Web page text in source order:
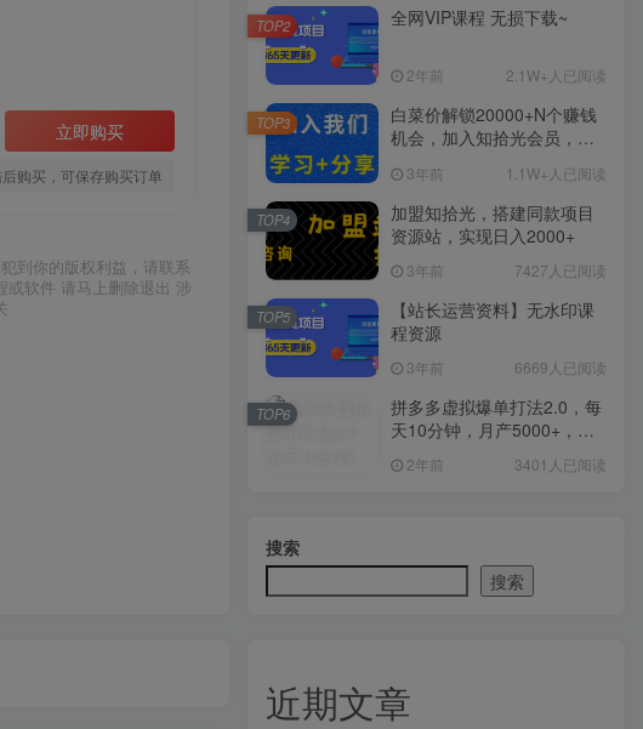
立即购买
购买，可保存购买订单
到你的版权利益，请联系
或软件 请马上删除退出 涉
全网VIP课程 无损下载~
2年前 2.1W+人已阅读
TOP2
白菜价解锁20000+N个赚钱
机会，加入知拾光会员，全
3年前 1.1W+人已阅读
TOP3
加盟知拾光，搭建同款项目
资源站，实现日入2000+
3年前 7427人已阅读
TOP4
【站长运营资料】无水印课
程资源
3年前 6669人已阅读
TOP5
拼多多虚拟爆单打法2.0，每
天10分钟，月产5000+，从0
2年前 3401人已阅读
TOP6
搜索
搜索
近期文章